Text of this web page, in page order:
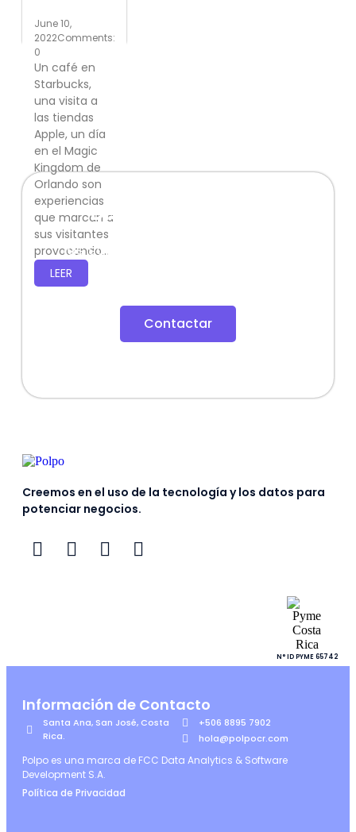
June 10,
2022Comments:
0
Un café en
Starbucks,
una visita a
las tiendas
Apple, un día
en el Magic
Kingdom de
Orlando son
experiencias
que marcan a
sus visitantes
provocando...
LEER
Diseñemos juntos
las soluciones tecnológicas que
Contactar
Creemos en el uso de la tecnología y los datos para
potenciar negocios.
N° ID PYME 65742
Información de Contacto
Santa Ana, San José, Costa
Rica.
+506 8895 7902
hola@polpocr.com
Polpo es una marca de FCC Data Analytics & Software
Development S.A.
Política de Privacidad